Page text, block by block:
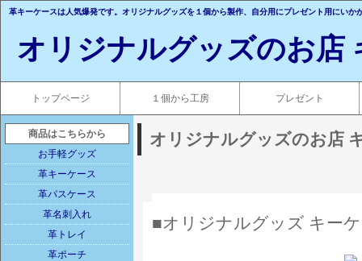
革キーケースは人気爆発です。オリジナルグッズを１個から製作、自分用にプレゼント用にい
オリジナルグッズのお店
トップページ １個から工房 プレゼント
商品はこちらから
お手軽グッズ
革キーケース
革パスケース
革名刺入れ
革トレイ
革ポーチ
オリジナルグッズのお店
■オリジナルグッズ キー